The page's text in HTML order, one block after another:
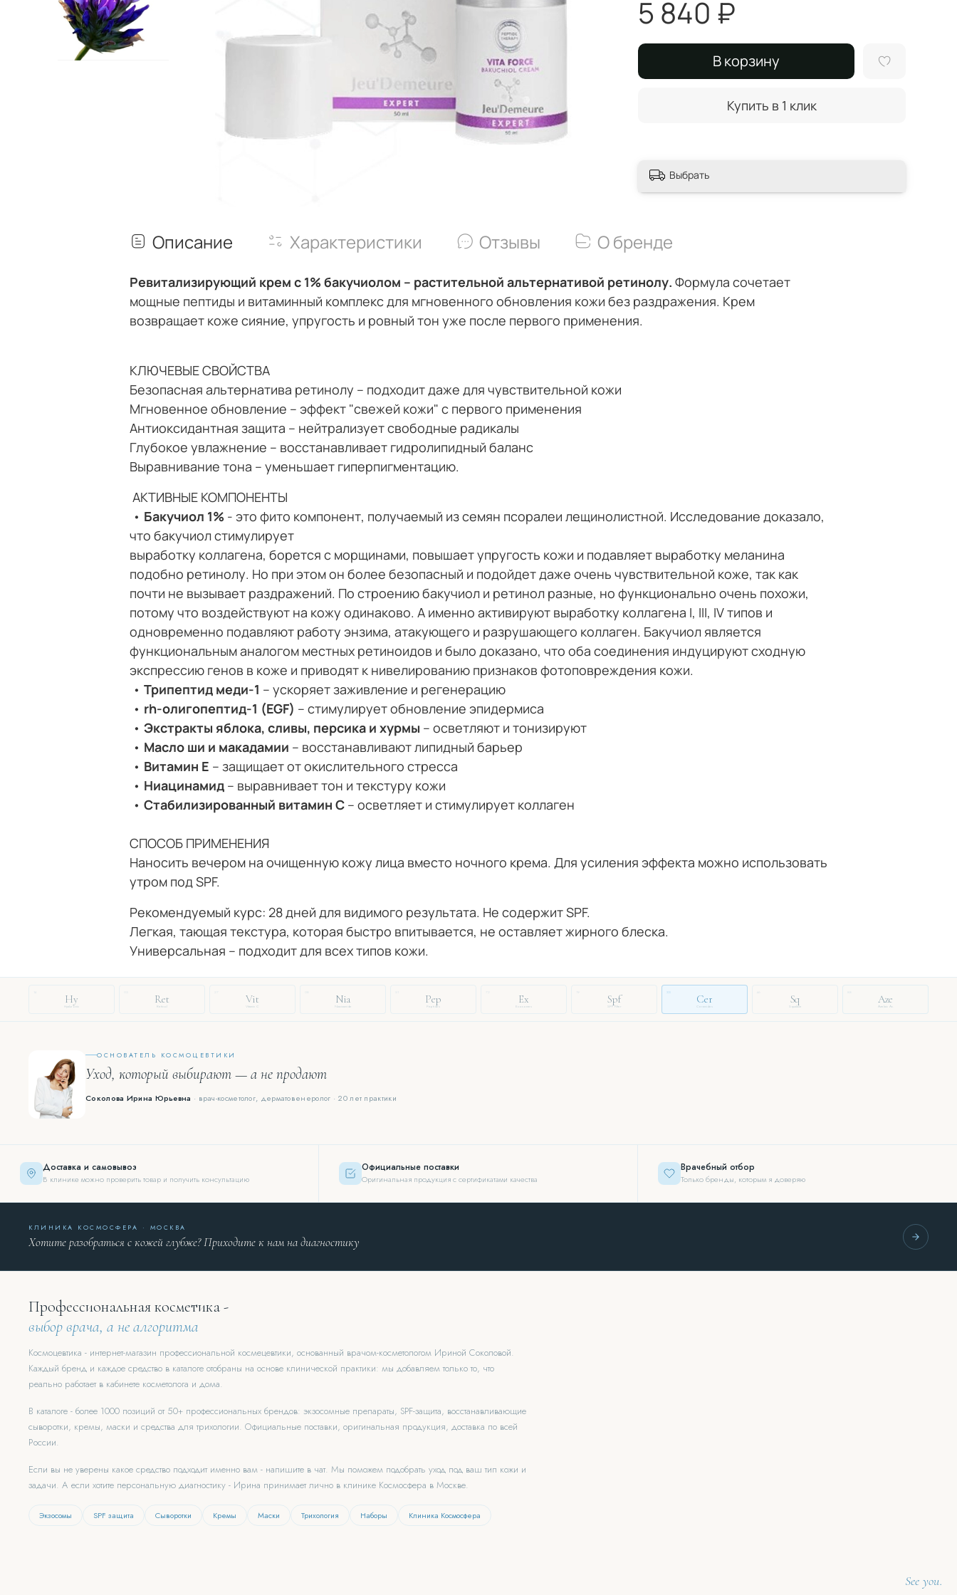
5 840 ₽
В корзину
Купить в 1 клик
Выбрать
Описание Характеристики Отзывы О бренде
Ревитализирующий крем с 1% бакучиолом – растительной альтернативой ретинолу. Формула сочетает
мощные пептиды и витаминный комплекс для мгновенного обновления кожи без раздражения. Крем
возвращает коже сияние, упругость и ровный тон уже после первого применения.
КЛЮЧЕВЫЕ СВОЙСТВА
Безопасная альтернатива ретинолу – подходит даже для чувствительной кожи
Мгновенное обновление – эффект "свежей кожи" с первого применения
Антиоксидантная защита – нейтрализует свободные радикалы
Глубокое увлажнение – восстанавливает гидролипидный баланс
Выравнивание тона – уменьшает гиперпигментацию.
АКТИВНЫЕ КОМПОНЕНТЫ
• Бакучиол 1% - это фито компонент, получаемый из семян псоралеи лещинолистной. Исследование доказало,
что бакучиол стимулирует
выработку коллагена, борется с морщинами, повышает упругость кожи и подавляет выработку меланина
подобно ретинолу. Но при этом он более безопасный и подойдет даже очень чувствительной коже, так как
почти не вызывает раздражений. По строению бакучиол и ретинол разные, но функционально очень похожи,
потому что воздействуют на кожу одинаково. А именно активируют выработку коллагена I, III, IV типов и
одновременно подавляют работу энзима, атакующего и разрушающего коллаген. Бакучиол является
функциональным аналогом местных ретиноидов и было доказано, что оба соединения индуцируют сходную
экспрессию генов в коже и приводят к нивелированию признаков фотоповреждения кожи.
• Трипептид меди-1 – ускоряет заживление и регенерацию
• rh-олигопептид-1 (EGF) – стимулирует обновление эпидермиса
• Экстракты яблока, сливы, персика и хурмы – осветляют и тонизируют
• Масло ши и макадамии – восстанавливают липидный барьер
• Витамин Е – защищает от окислительного стресса
• Ниацинамид – выравнивает тон и текстуру кожи
• Стабилизированный витамин С – осветляет и стимулирует коллаген
СПОСОБ ПРИМЕНЕНИЯ
Наносить вечером на очищенную кожу лица вместо ночного крема. Для усиления эффекта можно использовать
утром под SPF.
Рекомендуемый курс: 28 дней для видимого результата. Не содержит SPF.
Легкая, тающая текстура, которая быстро впитывается, не оставляет жирного блеска.
Универсальная – подходит для всех типов кожи.
14
Hy
Hyaluronic
Ret
Retinol
Vit
Vitamin C
Nia
Niacinamide
Pep
Peptides
Ex
Exosomes
Spf
SPF Filter
33
Cer
Ceramides
46
Sq
Squalane
Aze
Azelaic Ac.
ОСНОВАТЕЛЬ КОСМОЦЕВТИКИ
Уход, который выбирают — а не продают
Соколова Ирина Юрьевна · врач-косметолог, дерматовенеролог · 20 лет практики
Доставка и самовывоз
В клинике можно проверить товар и получить консультацию
Официальные поставки
Оригинальная продукция с сертификатами качества
Врачебный отбор
Только бренды, которым я доверяю
КЛИНИКА КОСМОСФЕРА · МОСКВА
Хотите разобраться с кожей глубже? Приходите к нам на диагностику
Профессиональная косметика -
выбор врача, а не алгоритма
Космоцевтика - интернет-магазин профессиональной космецевтики, основанный врачом-косметологом Ириной Соколовой.
Каждый бренд и каждое средство в каталоге отобраны на основе клинической практики: мы добавляем только то, что
реально работает в кабинете косметолога и дома.
В каталоге - более 1000 позиций от 50+ профессиональных брендов: экзосомные препараты, SPF-защита, восстанавливающие
сыворотки, кремы, маски и средства для трихологии. Официальные поставки, оригинальная продукция, доставка по всей
России.
Если вы не уверены какое средство подходит именно вам - напишите в чат. Мы поможем подобрать уход под ваш тип кожи и
задачи. А если хотите персональную диагностику - Ирина принимает лично в клинике Космосфера в Москве.
Экзосомы SPF защита Сыворотки Кремы Маски Трихология Наборы Клиника Космосфера
See you.